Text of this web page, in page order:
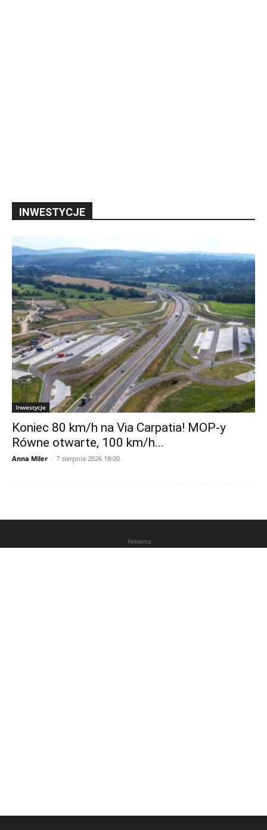
INWESTYCJE
Inwestycje
Koniec 80 km/h na Via Carpatia! MOP-y
Równe otwarte, 100 km/h...
Anna Miler - 7 sierpnia 2026 18:00
Reklama